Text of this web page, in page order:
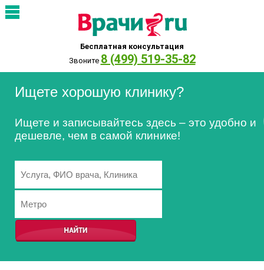
Бесплатная консультация
Звоните 8 (499) 519-35-82
Ищете хорошую клинику?
Ищете и записывайтесь здесь – это удобно и
дешевле, чем в самой клинике!